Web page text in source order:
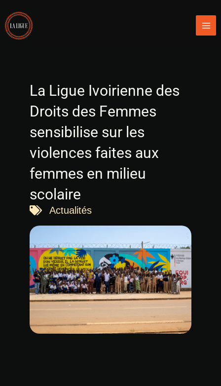
contenu
La Ligue Ivoirienne des
Droits des Femmes
sensibilise sur les
violences faites aux
femmes en milieu
scolaire
Actualités